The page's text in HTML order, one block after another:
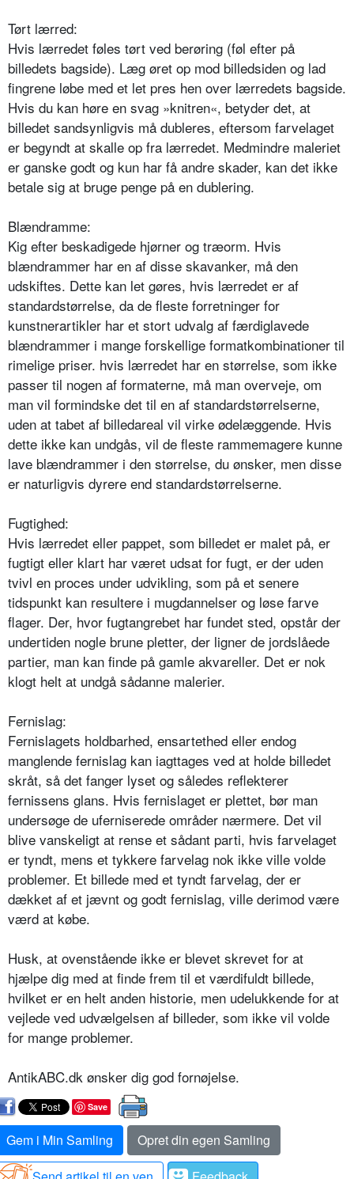
Tørt lærred:
Hvis lærredet føles tørt ved berøring (føl efter på
billedets bagside). Læg øret op mod billedsiden og lad
fingrene løbe med et let pres hen over lærredets bagside.
Hvis du kan høre en svag »knitren«, betyder det, at
billedet sandsynligvis må dubleres, eftersom farvelaget
er begyndt at skalle op fra lærredet. Medmindre maleriet
er ganske godt og kun har få andre skader, kan det ikke
betale sig at bruge penge på en dublering.
Blændramme:
Kig efter beskadigede hjørner og træorm. Hvis
blændrammer har en af disse skavanker, må den
udskiftes. Dette kan let gøres, hvis lærredet er af
standardstørrelse, da de fleste forretninger for
kunstnerartikler har et stort udvalg af færdiglavede
blændrammer i mange forskellige formatkombinationer til
rimelige priser. hvis lærredet har en størrelse, som ikke
passer til nogen af formaterne, må man overveje, om
man vil formindske det til en af standardstørrelserne,
uden at tabet af billedareal vil virke ødelæggende. Hvis
dette ikke kan undgås, vil de fleste rammemagere kunne
lave blændrammer i den størrelse, du ønsker, men disse
er naturligvis dyrere end standardstørrelserne.
Fugtighed:
Hvis lærredet eller pappet, som billedet er malet på, er
fugtigt eller klart har været udsat for fugt, er der uden
tvivl en proces under udvikling, som på et senere
tidspunkt kan resultere i mugdannelser og løse farve
flager. Der, hvor fugtangrebet har fundet sted, opstår der
undertiden nogle brune pletter, der ligner de jordslåede
partier, man kan finde på gamle akvareller. Det er nok
klogt helt at undgå sådanne malerier.
Fernislag:
Fernislagets holdbarhed, ensartethed eller endog
manglende fernislag kan iagttages ved at holde billedet
skråt, så det fanger lyset og således reflekterer
fernissens glans. Hvis fernislaget er plettet, bør man
undersøge de uferniserede områder nærmere. Det vil
blive vanskeligt at rense et sådant parti, hvis farvelaget
er tyndt, mens et tykkere farvelag nok ikke ville volde
problemer. Et billede med et tyndt farvelag, der er
dækket af et jævnt og godt fernislag, ville derimod være
værd at købe.
Husk, at ovenstående ikke er blevet skrevet for at
hjælpe dig med at finde frem til et værdifuldt billede,
hvilket er en helt anden historie, men udelukkende for at
vejlede ved udvælgelsen af billeder, som ikke vil volde
for mange problemer.
AntikABC.dk ønsker dig god fornøjelse.
Save
Gem i Min Samling
Opret din egen Samling